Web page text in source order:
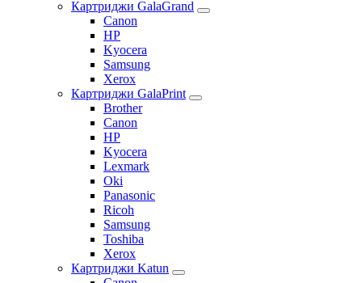
Картриджи GalaGrand
Canon
HP
Kyocera
Samsung
Xerox
Картриджи GalaPrint
Brother
Canon
HP
Kyocera
Lexmark
Oki
Panasonic
Ricoh
Samsung
Toshiba
Xerox
Картриджи Katun